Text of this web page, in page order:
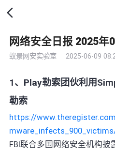
网络安全日报 2025年
蚁景网安实验室 2025-06-09
1、Play勒索团伙利用
勒索
https://
FBI联合多国网络安全机构披